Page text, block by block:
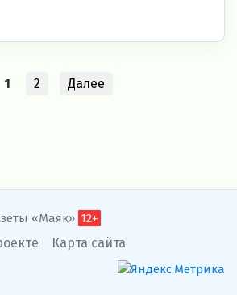
1 2 Далее
«Маяк» 12+
Карта сайта